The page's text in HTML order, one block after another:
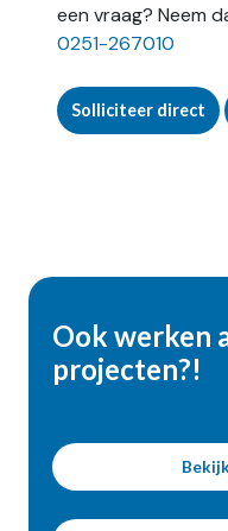
een vraag? Neem
0251-267010
Solliciteer direct
Ook werken
projecten?!